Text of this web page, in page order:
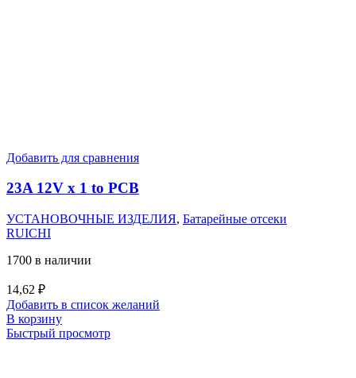
Добавить для сравнения
23A 12V x 1 to PCB
УСТАНОВОЧНЫЕ ИЗДЕЛИЯ, Батарейные отсеки
RUICHI
1700 в наличии
14,62 ₽
Добавить в список желаний
В корзину
Быстрый просмотр